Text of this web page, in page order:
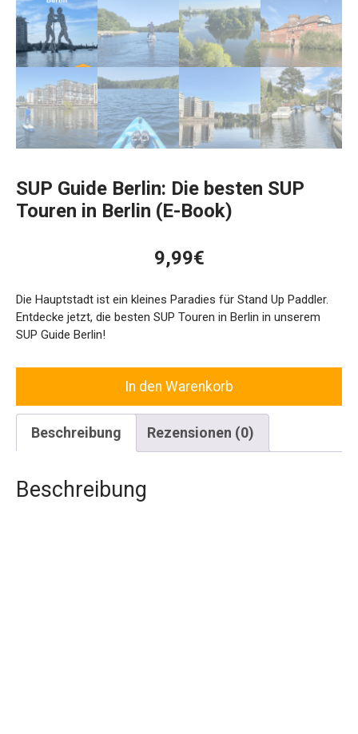
SUP Guide Berlin: Die besten SUP
Touren in Berlin (E-Book)
9,99€
Die Hauptstadt ist ein kleines Paradies für Stand Up Paddler.
Entdecke jetzt, die besten SUP Touren in Berlin in unserem
SUP Guide Berlin!
Berlin:
Touren
in
In den Warenkorb
Beschreibung Rezensionen (0)
Beschreibung